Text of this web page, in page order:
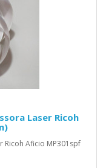
Laser Ricoh
Ricoh Aficio MP301spf